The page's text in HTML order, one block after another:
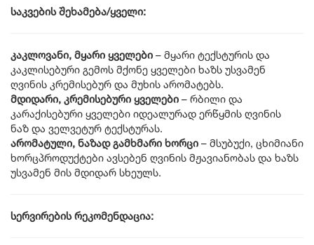
საკვების შეხამება/ყველი:
კაკლოვანი, მყარი ყველები – მყარი ტექსტურის და
კაკლისებური გემოს მქონე ყველები ხაზს უსვამენ
ღვინის კრემისებურ და მუხის არომატებს.
მდიდარი, კრემისებური ყველები – რბილი და
კარაქისებური ყველები იდეალურად ერწყმის ღვინის
ნაზ და ველვეტურ ტექსტურას.
არომატული, ნაზად გამხმარი ხორცი – მსუბუქი, ცხიმიანი
ხორცპროდუქტები ავსებენ ღვინის მჟავიანობას და ხაზს
უსვამენ მის მდიდარ სხეულს.
სერვირების რეკომენდაცია: